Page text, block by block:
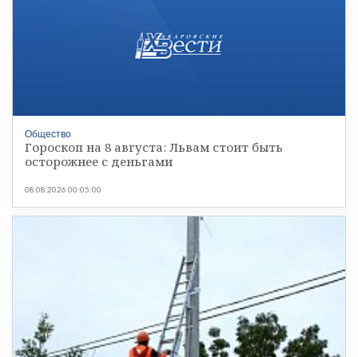
Общество
Гороскоп на 8 августа: Львам стоит быть
осторожнее с деньгами
08.08.2026 00:05:00